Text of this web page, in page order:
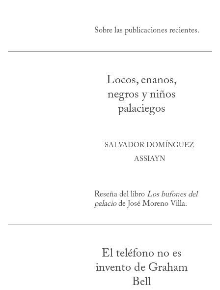
Sobre las publicaciones recientes.
Locos, enanos,
negros y niños
palaciegos
SALVADOR DOMÍNGUEZ
ASSIAYN
Reseña del libro Los bufones del
palaciode José Moreno Villa.
El teléfono no es
invento de Graham
Bell